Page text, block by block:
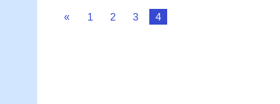
« 1 2 3 4